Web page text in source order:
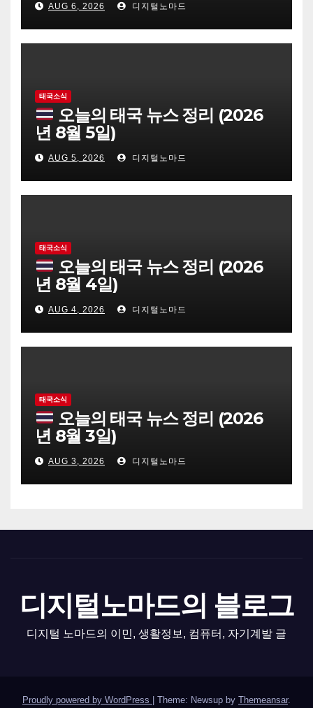
AUG 6, 2026 디지털노마드
태국소식
오늘의 태국 뉴스 정리 (2026
년 8월 5일)
AUG 5, 2026 디지털노마드
태국소식
오늘의 태국 뉴스 정리 (2026
년 8월 4일)
AUG 4, 2026 디지털노마드
태국소식
오늘의 태국 뉴스 정리 (2026
년 8월 3일)
AUG 3, 2026 디지털노마드
디지털노마드의 블로그
디지털 노마드의 이민, 생활정보, 컴퓨터, 자기계발 글
Proudly powered by WordPress Theme: Newsup by Themeansar.